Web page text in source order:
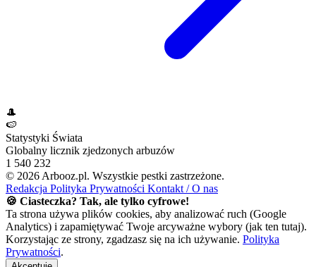
🎩
🍉
Statystyki Świata
Globalny licznik zjedzonych arbuzów
1 540 232
© 2026 Arbooz.pl. Wszystkie pestki zastrzeżone.
Redakcja Polityka Prywatności Kontakt / O nas
🍪 Ciasteczka? Tak, ale tylko cyfrowe!
Ta strona używa plików cookies, aby analizować ruch (Google
Analytics) i zapamiętywać Twoje arcyważne wybory (jak ten tutaj).
Korzystając ze strony, zgadzasz się na ich używanie. Polityka
Prywatności.